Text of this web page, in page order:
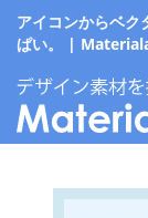
アイコンからベク
ぱい。 |